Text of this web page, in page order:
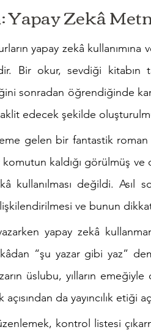
Zekâ
yapay zekâ
Bir okur, sevdiği
sonradan öğrendiğinde
edecek şekilde
gelen bir fantastik
kaldığı görülmüş
kullanılması değildi. Asıl
ve bunun
yapay zekâ
“şu yazar gibi yaz”
üslubu, yılların
da yayıncılık etiği
kontrol listesi